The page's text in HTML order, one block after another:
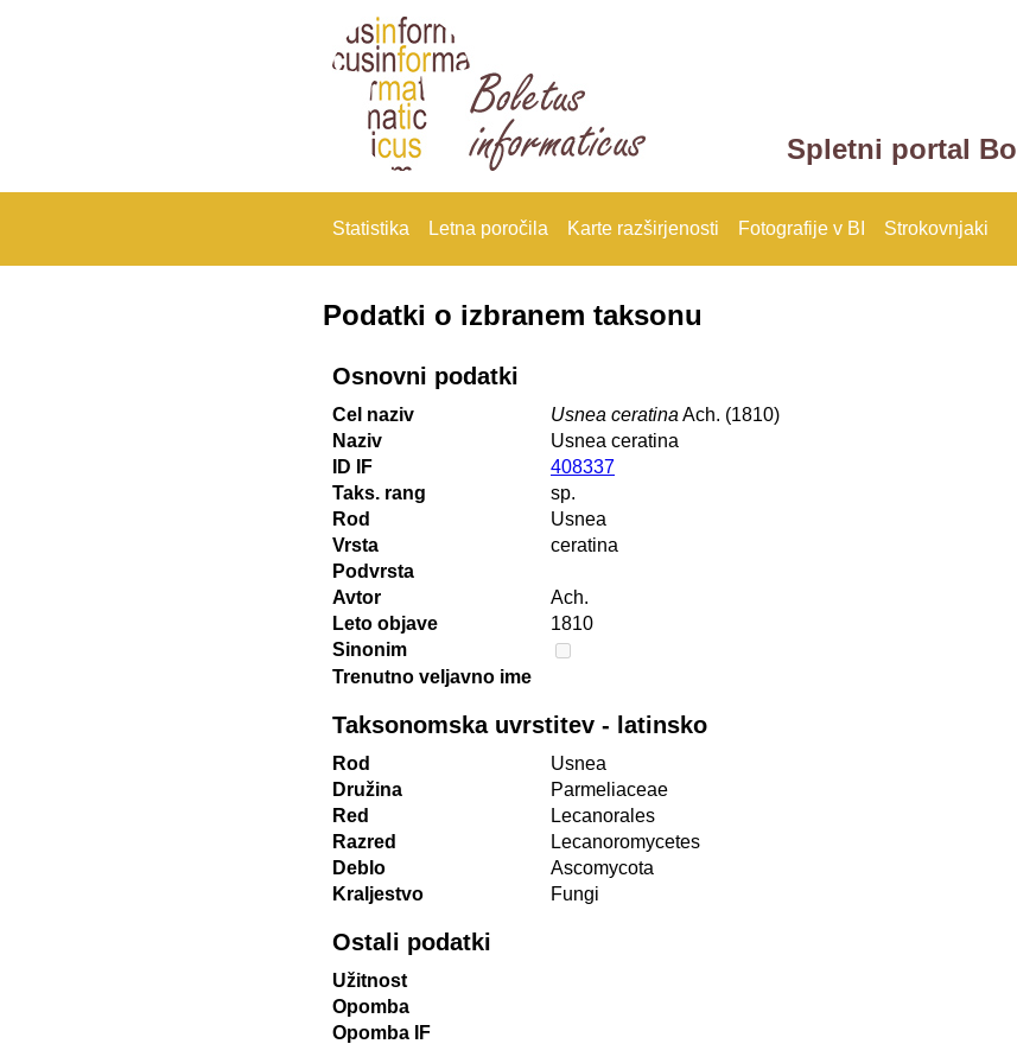
Spletni portal
Statistika Letna poročila Karte razširjenosti Fotografije v BI Strokovnjaki
Podatki o izbranem taksonu
Osnovni podatki
Cel naziv Usnea ceratina Ach. (1810)
Naziv
Usnea ceratina
ID IF
408337
Taks. rang
sp.
Rod
Usnea
Vrsta
ceratina
Podvrsta
Avtor
Ach.
Leto objave
1810
Sinonim
Trenutno veljavno ime
Taksonomska uvrstitev - latinsko
Rod
Usnea
Družina
Parmeliaceae
Red
Lecanorales
Razred
Lecanoromycetes
Deblo
Ascomycota
Kraljestvo
Fungi
Ostali podatki
Užitnost
Opomba
Opomba IF